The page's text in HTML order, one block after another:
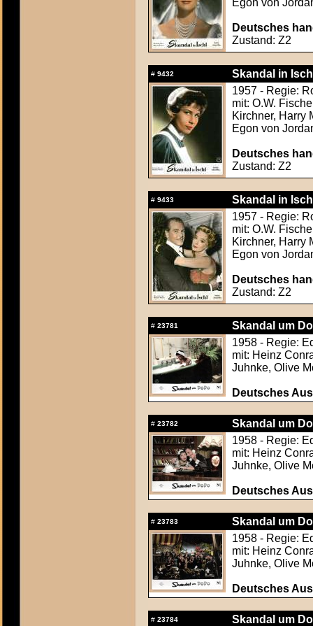
Egon von
Deutsches
Zustand: Z2
# 9432
Skandal in
1957 - Regie:
mit: O.W.
Kirchner, Harry
Egon von
Deutsches
Zustand: Z2
# 9433
Skandal in
1957 - Regie:
mit: O.W.
Kirchner, Harry
Egon von
Deutsches
Zustand: Z2
# 23781
Skandal um
1958 - Regie:
mit: Heinz
Juhnke, Olive
Deutsches
# 23782
Skandal um
1958 - Regie:
mit: Heinz
Juhnke, Olive
Deutsches
# 23783
Skandal um
1958 - Regie:
mit: Heinz
Juhnke, Olive
Deutsches
# 23784
Skandal um